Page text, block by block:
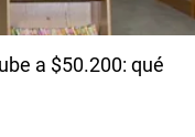
a $50.200: qué